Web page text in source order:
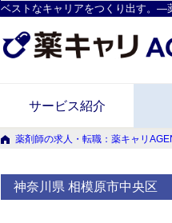
ベストなキャリアをつくり出す。
サービス紹介
薬剤師の求人・転職：薬キャリ
神奈川県 相模原市中央区